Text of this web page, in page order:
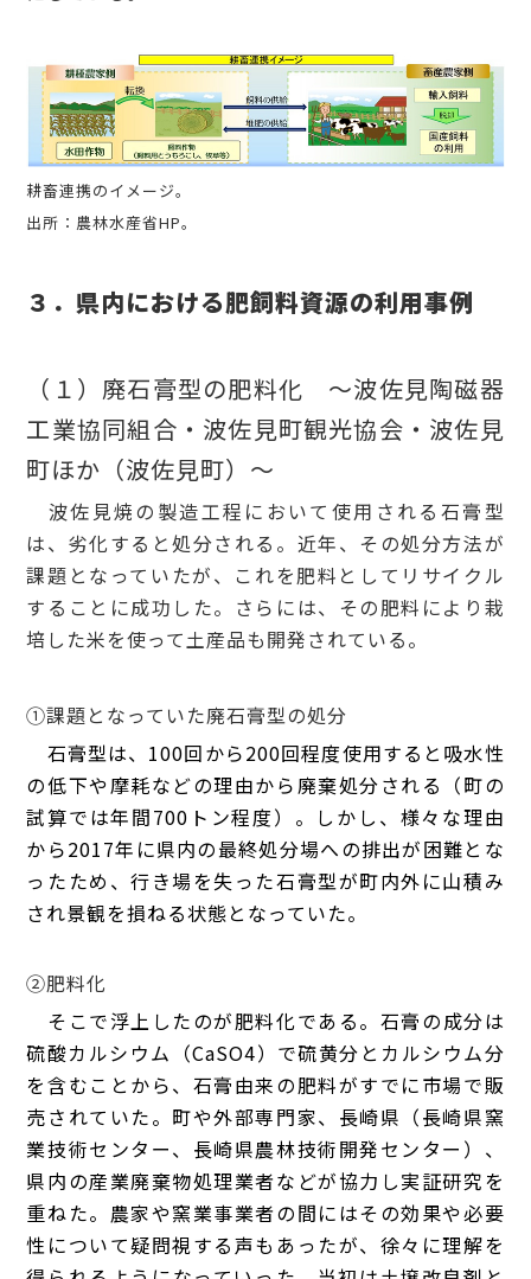
耕畜連携のイメージ。
出所：農林水産省HP。
３．県内における肥飼料資源の利用事例
（１）廃石膏型の肥料化 ～波佐見陶磁器
工業協同組合・波佐見町観光協会・波佐見
町ほか（波佐見町）～
波佐見焼の製造工程において使用される石膏型
は、劣化すると処分される。近年、その処分方法が
課題となっていたが、これを肥料としてリサイクル
することに成功した。さらには、その肥料により栽
培した米を使って土産品も開発されている。
①課題となっていた廃石膏型の処分
石膏型は、100回から200回程度使用すると吸水性
の低下や摩耗などの理由から廃棄処分される（町の
試算では年間700トン程度）。 しかし、様々な理由
から2017年に県内の最終処分場への排出が困難とな
ったため、行き場を失った石膏型が町内外に山積み
され景観を損ねる状態となっていた。
②肥料化
そこで浮上したのが肥料化である。 石膏の成分は
硫酸カルシウム（CaSO4）で硫黄分とカルシウム分
を含むことから、石膏由来の肥料がすでに市場で販
売されていた。町や外部専門家、長崎県（長崎県窯
業技術センター、長崎県農林技術開発センター）、
県内の産業廃棄物処理業者などが協力し実証研究を
重ねた。農家や窯業事業者の間にはその効果や必要
性について疑問視する声もあったが、徐々に理解を